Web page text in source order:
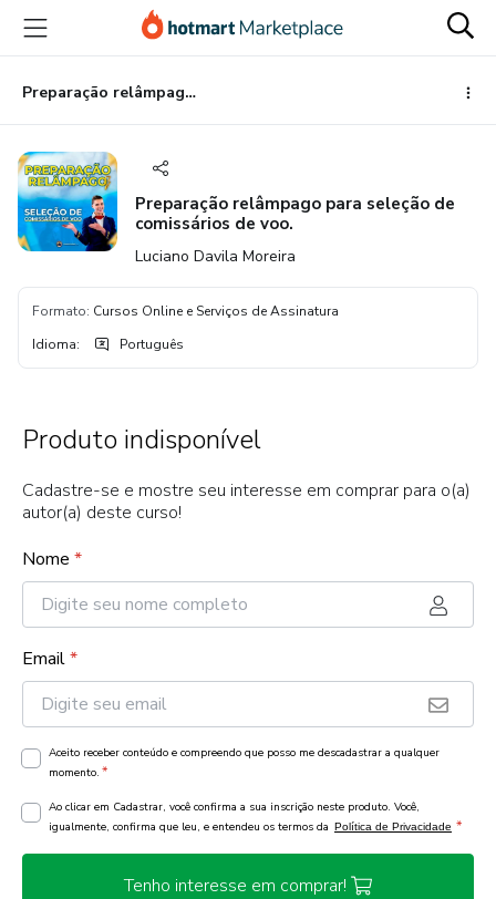
para
conteúdo
principal
para
pagamento
para
rodapé
Preparação relâmpago para seleção de comissários de voo.
Preparação relâmpago para seleção de
comissários de voo.
Luciano Davila Moreira
Formato: Cursos Online e Serviços de Assinatura
Idioma: Português
Produto indisponível
Cadastre-se e mostre seu interesse em comprar para o(a)
autor(a) deste curso!
Nome *
Email*
Aceito receber conteúdo e compreendo que posso me descadastrar a qualquer
momento. *
Ao clicar em Cadastrar, você confirma a sua inscrição neste produto. Você,
igualmente, confirma que leu, e entendeu os termos da Política de Privacidade *
Tenho interesse em comprar!